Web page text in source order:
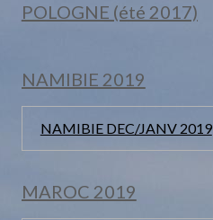
POLOGNE (été 2017)
NAMIBIE 2019
NAMIBIE DEC/JANV 2019
MAROC 2019